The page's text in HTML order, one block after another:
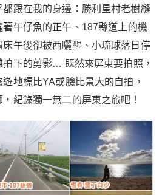
都跟在我的身邊：勝利星村老樹縫
著午仔魚的正午、187縣道上的機
午後卻被西曬醒、小琉球落日停
拍下的剪影… 既然來屏東要拍照，
地標比YA或臉比景大的自拍，
紀錄獨一無二的屏東之旅吧！